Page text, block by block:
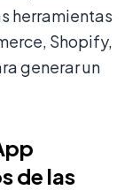
herramientas
Shopify,
generar un
de las